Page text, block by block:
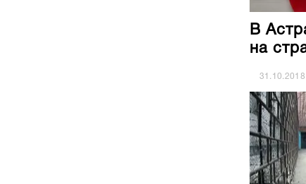
В
на